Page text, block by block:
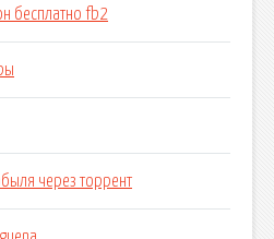
бесплатно fb2
через торрент